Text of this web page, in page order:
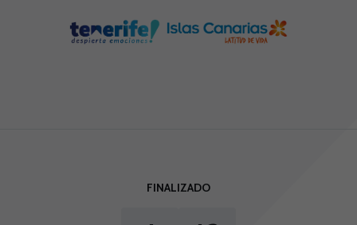
FINALIZADO